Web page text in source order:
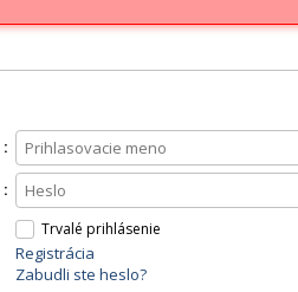
Trvalé prihlásenie
Registrácia
Zabudli ste heslo?